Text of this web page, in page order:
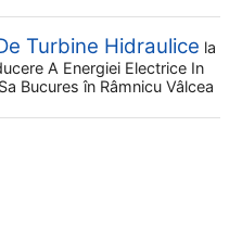
Turbine Hidraulice la
A Energiei Electrice In
Bucures în Râmnicu Vâlcea